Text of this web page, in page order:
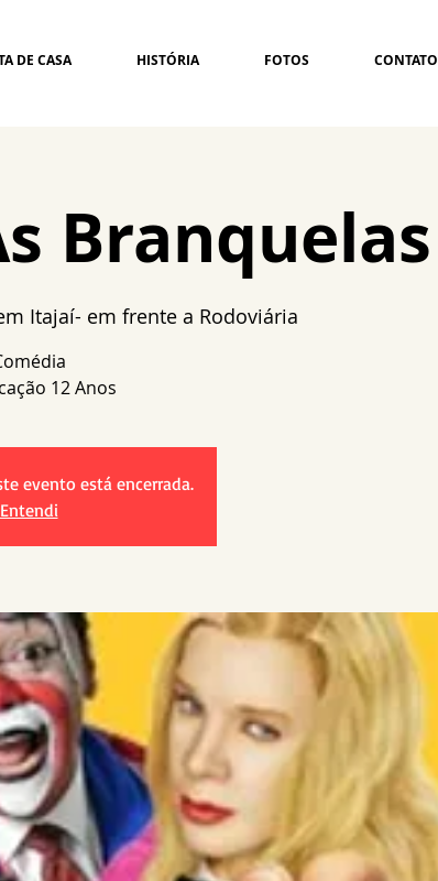
DE CASA HISTÓRIA FOTOS CONTATO
Branquelas
Itajaí- em frente a Rodoviária
evento está encerrada.
Entendi